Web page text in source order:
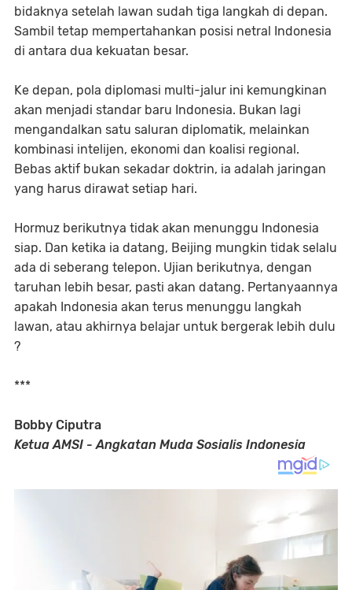
bidaknya setelah lawan sudah tiga langkah di depan.
Sambil tetap mempertahankan posisi netral Indonesia
di antara dua kekuatan besar.
Ke depan, pola diplomasi multi-jalur ini kemungkinan
akan menjadi standar baru Indonesia. Bukan lagi
mengandalkan satu saluran diplomatik, melainkan
kombinasi intelijen, ekonomi dan koalisi regional.
Bebas aktif bukan sekadar doktrin, ia adalah jaringan
yang harus dirawat setiap hari.
Hormuz berikutnya tidak akan menunggu Indonesia
siap. Dan ketika ia datang, Beijing mungkin tidak selalu
ada di seberang telepon. Ujian berikutnya, dengan
taruhan lebih besar, pasti akan datang. Pertanyaannya
apakah Indonesia akan terus menunggu langkah
lawan, atau akhirnya belajar untuk bergerak lebih dulu
?
***
Bobby Ciputra
Ketua AMSI - Angkatan Muda Sosialis Indonesia